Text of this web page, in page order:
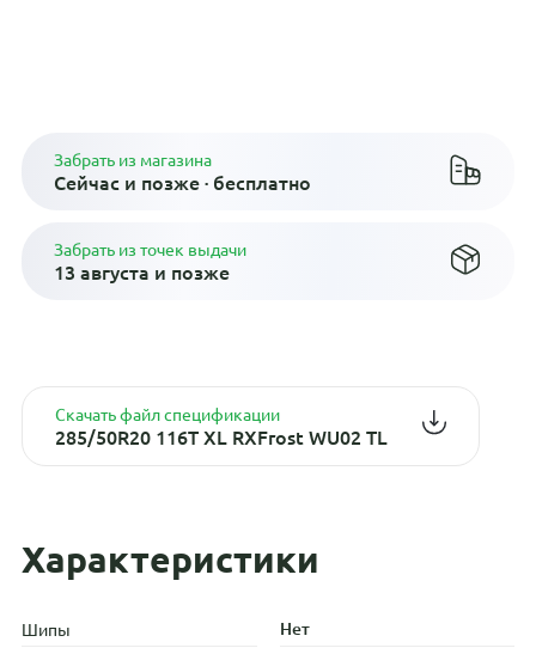
Забрать из магазина
Сейчас и позже · бесплатно
Забрать из точек выдачи
13 августа и позже
Скачать файл спецификации
285/50R20 116T XL RXFrost WU02 TL
Характеристики
Шипы Нет